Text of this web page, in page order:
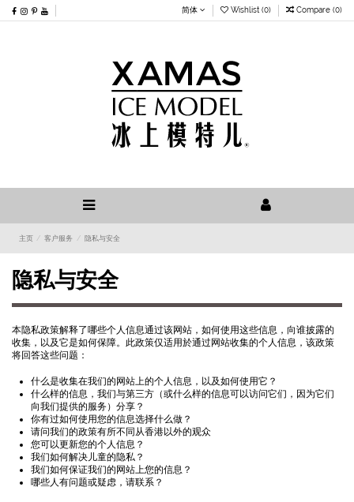
简体 Wishlist (0) Compare (0)
主页 客户服务 隐私与安全
隐私与安全
本隐私政策解释了哪些个人信息通过该网站，如何使用这些信息，向谁披露的
收集，以及它是如何保障。此政策仅适用於通过网站收集的个人信息，该政策
将回答这些问题：
什么是收集在我们的网站上的个人信息，以及如何使用它？
什么样的信息，我们与第三方（或什么样的信息可以访问它们，因为它们
向我们提供的服务）分享？
你有过如何使用您的信息选择什么做？
请问我们的政策有所不同从香港以外的观众
您可以更新您的个人信息？
我们如何解决儿童的隐私？
我们如何保证我们的网站上您的信息？
哪些人有问题或疑虑，请联系？